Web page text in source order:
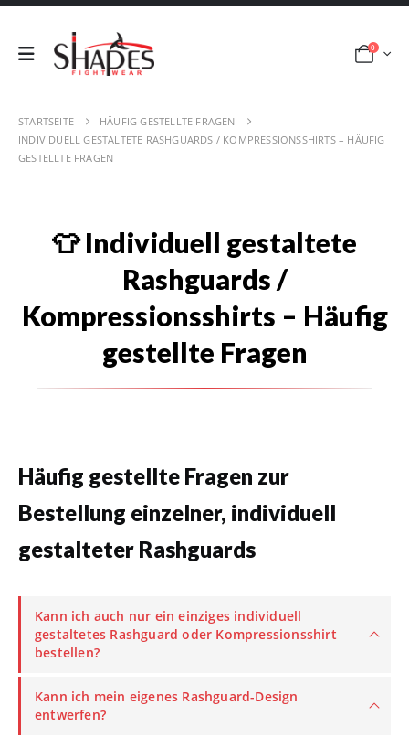
0
STARTSEITE
HÄUFIG GESTELLTE FRAGEN
INDIVIDUELL GESTALTETE RASHGUARDS / KOMPRESSIONSSHIRTS – HÄUFIG
GESTELLTE FRAGEN
👕 Individuell gestaltete
Rashguards /
Kompressionsshirts – Häufig
gestellte Fragen
Häufig gestellte Fragen zur
Bestellung einzelner, individuell
gestalteter Rashguards
Kann ich auch nur ein einziges individuell
gestaltetes Rashguard oder Kompressionsshirt
bestellen?
Kann ich mein eigenes Rashguard-Design
entwerfen?